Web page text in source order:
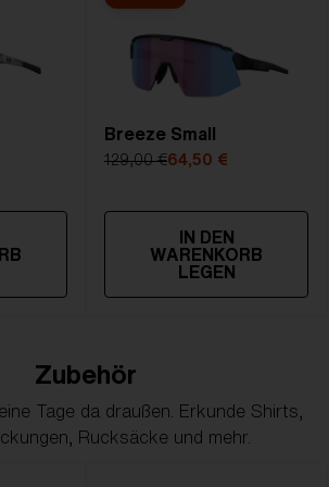
Breeze Small
129,00 €64,50 €
IN DEN
WARENKORB
LEGEN
Zubehör
Tage da draußen. Erkunde Shirts,
Rucksäcke und mehr.